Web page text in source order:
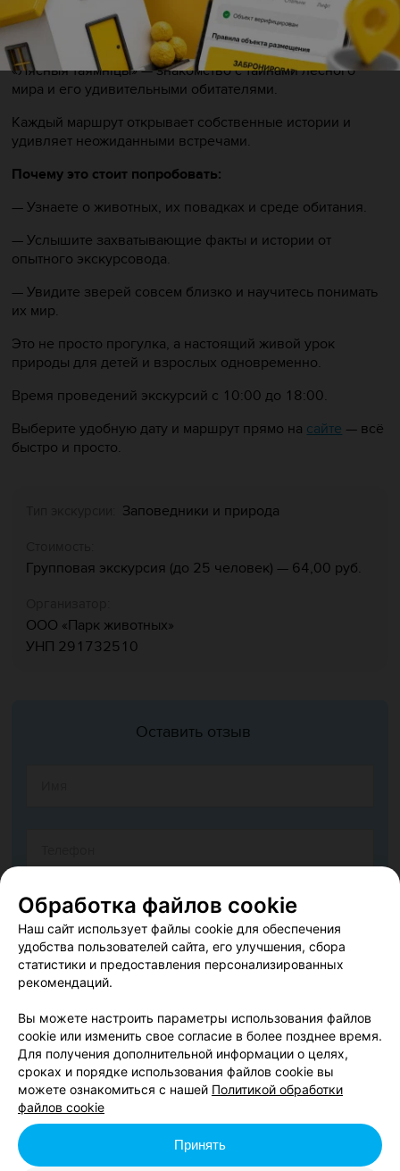
«Казачны мiр» — погружение в сказки и легенды, где
реальность переплетается с чудесами.
«Лясныя таямніцы» — знакомство с тайнами лесного
мира и его удивительными обитателями.
Каждый маршрут открывает собственные истории и
удивляет неожиданными встречами.
Почему это стоит попробовать:
— Узнаете о животных, их повадках и среде обитания.
— Услышите захватывающие факты и истории от
опытного экскурсовода.
— Увидите зверей совсем близко и научитесь понимать
их мир.
Это не просто прогулка, а настоящий живой урок
природы для детей и взрослых одновременно.
Время проведений экскурсий с 10:00 до 18:00.
Выберите удобную дату и маршрут прямо на сайте — всё
быстро и просто.
Заповедники и природа
Групповая экскурсия (до 25 человек) — 64,00 руб.
ООО «Парк животных»
УНП 291732510
Оставить отзыв
Согласен опубликовать отзыв. Подробнее обусловиях
обработки персональных данныхимеханизме реализации
прав
Добавить отзыв
Обработка файлов cookie
Наш сайт использует файлы cookie для обеспечения
удобства пользователей сайта, его улучшения, сбора
статистики и предоставления персонализированных
рекомендаций.
Вы можете настроить параметры использования файлов
cookie или изменить свое согласие в более позднее время.
Для получения дополнительной информации о целях,
сроках и порядке использования файлов cookie вы
можете ознакомиться с нашей Политикой обработки
файлов cookie
Принять